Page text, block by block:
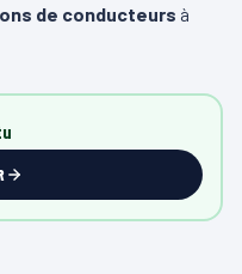
de conducteurs à